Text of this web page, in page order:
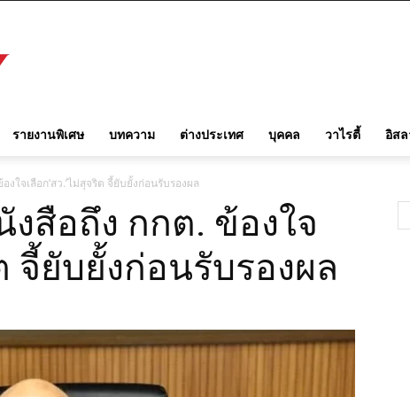
รายงานพิเศษ บทความ ต่างประเทศ บุคคล วาไรตี้ อิส
งใจเลือก‘สว.’ไม่สุจริต จี้ยับยั้งก่อนรับรองผล
งสือถึง กกต. ข้องใจ
จี้ยับยั้งก่อนรับรองผล